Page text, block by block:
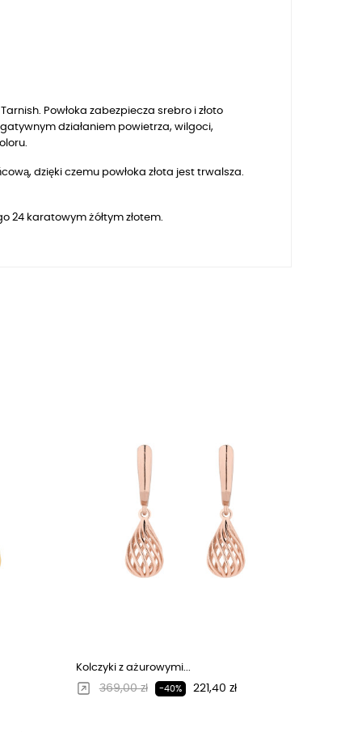
Powłoka zabezpiecza srebro i złoto
działaniem powietrza, wilgoci,
dzięki czemu powłoka złota jest trwalsza.
24 karatowym żółtym złotem.
Kolczyki z ażurowymi...
Regularna cena
369,00 zł -40% Cena
221,40 zł